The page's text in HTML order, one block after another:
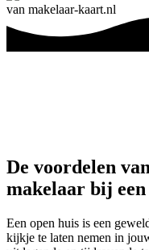
De voordelen
makelaar bij een
Een open huis is een
kijkje te laten nemen in